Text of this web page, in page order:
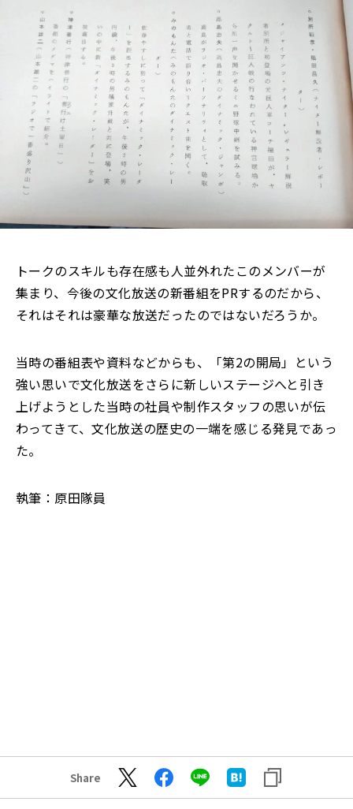
トークのスキルも存在感も人並外れたこのメンバーが
集まり、今後の文化放送の新番組をPRするのだから、
それはそれは豪華な放送だったのではないだろうか。
当時の番組表や資料などからも、「第2の開局」という
強い思いで文化放送をさらに新しいステージへと引き
上げようとした当時の社員や制作スタッフの思いが伝
わってきて、文化放送の歴史の一端を感じる発見であっ
た。
執筆：原田隊員
Share